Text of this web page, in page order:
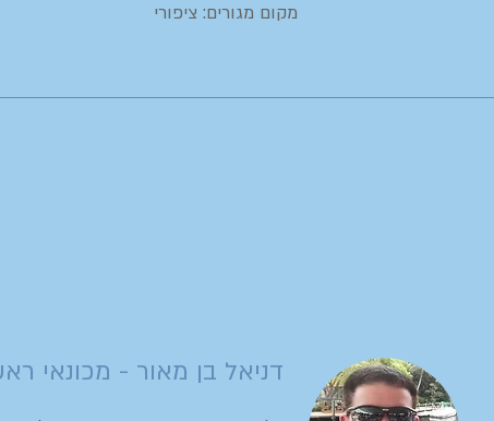
מקום מגורים: ציפורי
דניאל בן מאור - מכונאי